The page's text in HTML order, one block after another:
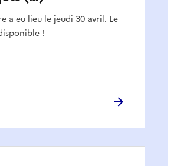
a eu lieu le jeudi 30 avril. Le
!